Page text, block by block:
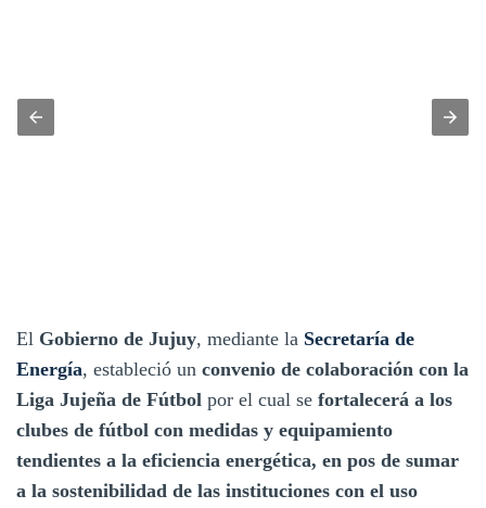
El Gobierno de Jujuy, mediante la Secretaría de
Energía, estableció un convenio de colaboración con la
Liga Jujeña de Fútbol por el cual se fortalecerá a los
clubes de fútbol con medidas y equipamiento
tendientes a la eficiencia energética, en pos de sumar
a la sostenibilidad de las instituciones con el uso